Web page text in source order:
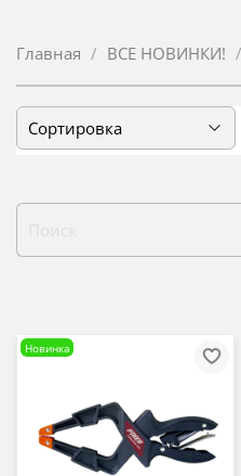
Главная ВСЕ НОВИНКИ!
Новинка